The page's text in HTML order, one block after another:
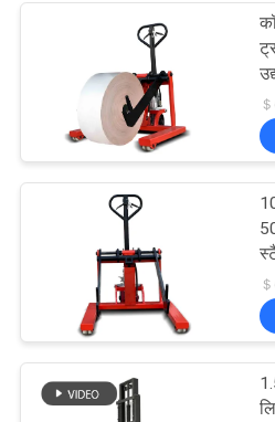
PRIVACY
POLICY
हाइड्रोलिक
ट्रक
इलेक्ट्रिक
ट्रक
के